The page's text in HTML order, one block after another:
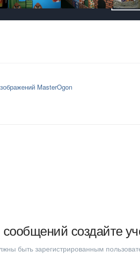
MasterOgon
создайте
быть зарегистрированным